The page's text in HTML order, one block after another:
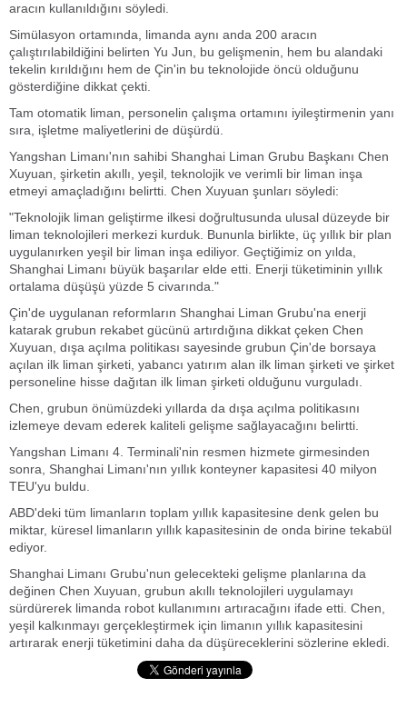
aracın kullanıldığını söyledi.
Simülasyon ortamında, limanda aynı anda 200 aracın
çalıştırılabildiğini belirten Yu Jun, bu gelişmenin, hem bu alandaki
tekelin kırıldığını hem de Çin'in bu teknolojide öncü olduğunu
gösterdiğine dikkat çekti.
Tam otomatik liman, personelin çalışma ortamını iyileştirmenin yanı
sıra, işletme maliyetlerini de düşürdü.
Yangshan Limanı'nın sahibi Shanghai Liman Grubu Başkanı Chen
Xuyuan, şirketin akıllı, yeşil, teknolojik ve verimli bir liman inşa
etmeyi amaçladığını belirtti. Chen Xuyuan şunları söyledi:
"Teknolojik liman geliştirme ilkesi doğrultusunda ulusal düzeyde bir
liman teknolojileri merkezi kurduk. Bununla birlikte, üç yıllık bir plan
uygulanırken yeşil bir liman inşa ediliyor. Geçtiğimiz on yılda,
Shanghai Limanı büyük başarılar elde etti. Enerji tüketiminin yıllık
ortalama düşüşü yüzde 5 civarında."
Çin'de uygulanan reformların Shanghai Liman Grubu'na enerji
katarak grubun rekabet gücünü artırdığına dikkat çeken Chen
Xuyuan, dışa açılma politikası sayesinde grubun Çin'de borsaya
açılan ilk liman şirketi, yabancı yatırım alan ilk liman şirketi ve şirket
personeline hisse dağıtan ilk liman şirketi olduğunu vurguladı.
Chen, grubun önümüzdeki yıllarda da dışa açılma politikasını
izlemeye devam ederek kaliteli gelişme sağlayacağını belirtti.
Yangshan Limanı 4. Terminali'nin resmen hizmete girmesinden
sonra, Shanghai Limanı'nın yıllık konteyner kapasitesi 40 milyon
TEU'yu buldu.
ABD'deki tüm limanların toplam yıllık kapasitesine denk gelen bu
miktar, küresel limanların yıllık kapasitesinin de onda birine tekabül
ediyor.
Shanghai Limanı Grubu'nun gelecekteki gelişme planlarına da
değinen Chen Xuyuan, grubun akıllı teknolojileri uygulamayı
sürdürerek limanda robot kullanımını artıracağını ifade etti. Chen,
yeşil kalkınmayı gerçekleştirmek için limanın yıllık kapasitesini
artırarak enerji tüketimini daha da düşüreceklerini sözlerine ekledi.